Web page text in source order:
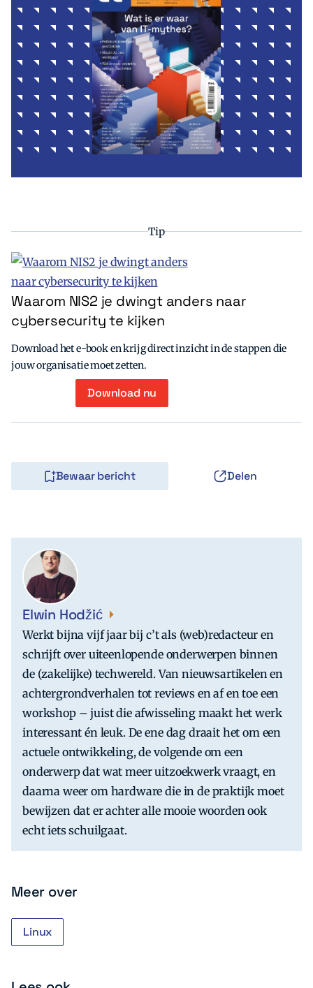
Tip
Waarom NIS2 je dwingt anders naar
cybersecurity te kijken
Download het e-book en krijg direct inzicht in de stappen die
jouw organisatie moet zetten.
Download nu
Bewaar bericht Delen
Elwin Hodžić
Werkt bijna vijf jaar bij c’t als (web)redacteur en
schrijft over uiteenlopende onderwerpen binnen
de (zakelijke) techwereld. Van nieuwsartikelen en
achtergrondverhalen tot reviews en af en toe een
workshop – juist die afwisseling maakt het werk
interessant én leuk. De ene dag draait het om een
actuele ontwikkeling, de volgende om een
onderwerp dat wat meer uitzoekwerk vraagt, en
daarna weer om hardware die in de praktijk moet
bewijzen dat er achter alle mooie woorden ook
echt iets schuilgaat.
Meer over
Linux